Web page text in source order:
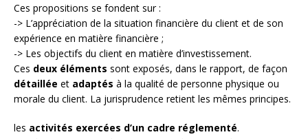
Ces propositions se fondent sur :
-> L’appréciation de la situation financière du client et de son
expérience en matière financière ;
-> Les objectifs du client en matière d’investissement.
Ces deux éléments sont exposés, dans le rapport, de façon
détaillée et adaptés à la qualité de personne physique ou
morale du client. La jurisprudence retient les mêmes principes.
les activités exercées d’un cadre réglementé.